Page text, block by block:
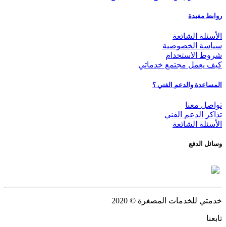
روابط مفيدة
الأسئلة الشائعة
سياسة الخصوصية
شروط الاستخدام
كيف يعمل مجتمع خدماتي
المساعدة والدعم الفني ؟
تواصل معنا
تذاكر الدعم الفني
الأسئلة الشائعة
وسائل الدفع
خدمتي للخدمات المصغرة © 2020
تابعنا